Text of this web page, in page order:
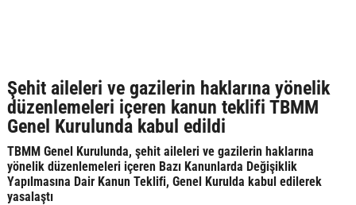
Şehit aileleri ve gazilerin haklarına yönelik
düzenlemeleri içeren kanun teklifi TBMM
Genel Kurulunda kabul edildi
TBMM Genel Kurulunda, şehit aileleri ve gazilerin haklarına
yönelik düzenlemeleri içeren Bazı Kanunlarda Değişiklik
Yapılmasına Dair Kanun Teklifi, Genel Kurulda kabul edilerek
yasalaştı